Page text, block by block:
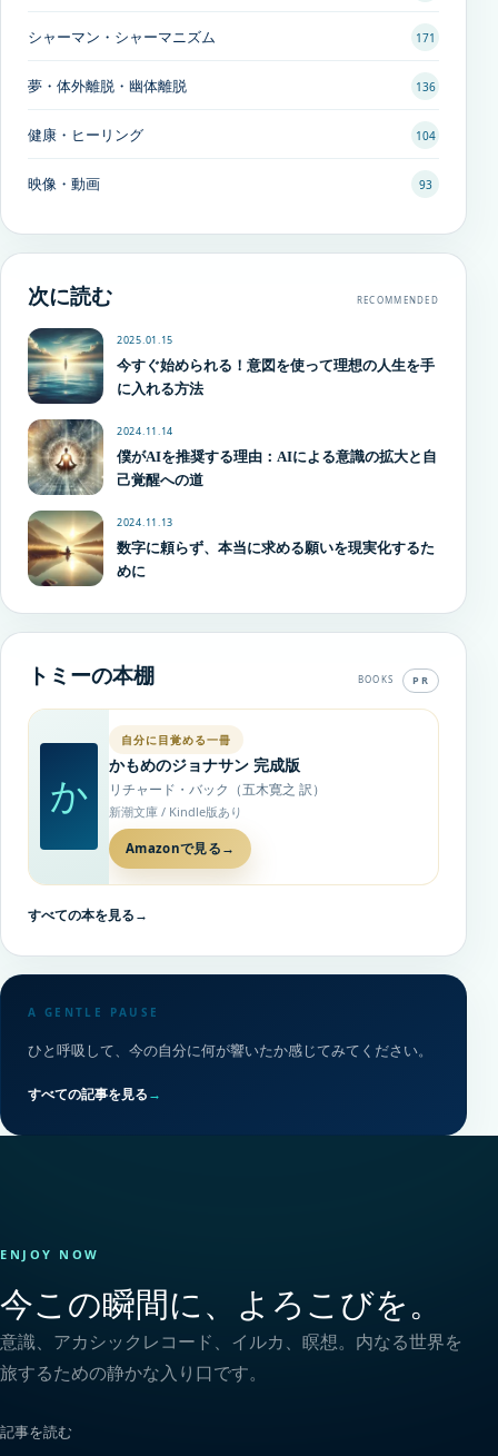
シャーマン・シャーマニズム 171
夢・体外離脱・幽体離脱 136
健康・ヒーリング 104
映像・動画 93
次に読む RECOMMENDED
2025.01.15
今すぐ始められる！意図を使って理想の人生を手
に入れる方法
2024.11.14
僕がAIを推奨する理由：AIによる意識の拡大と自
己覚醒への道
2024.11.13
数字に頼らず、本当に求める願いを現実化するた
めに
トミーの本棚 BOOKS PR
か
自分に目覚める一冊
かもめのジョナサン 完成版
リチャード・バック（五木寛之 訳）
新潮文庫 / Kindle版あり
Amazonで見る →
すべての本を見る→
A GENTLE PAUSE
ひと呼吸して、今の自分に何が響いたか感じてみてください。
すべての記事を見る→
ENJOY NOW
今この瞬間に、よろこびを。
意識、アカシックレコード、イルカ、瞑想。内なる世界を
旅するための静かな入り口です。
記事を読む